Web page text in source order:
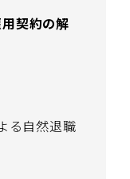
契約の解
る自然退職